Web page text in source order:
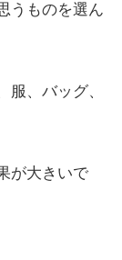
うものを選ん
、バッグ、
が大きいで